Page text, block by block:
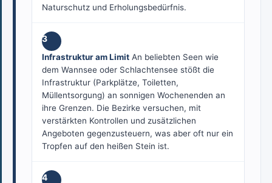
Naturschutz und Erholungsbedürfnis.
3
Infrastruktur am Limit An beliebten Seen wie
dem Wannsee oder Schlachtensee stößt die
Infrastruktur (Parkplätze, Toiletten,
Müllentsorgung) an sonnigen Wochenenden an
ihre Grenzen. Die Bezirke versuchen, mit
verstärkten Kontrollen und zusätzlichen
Angeboten gegenzusteuern, was aber oft nur ein
Tropfen auf den heißen Stein ist.
4